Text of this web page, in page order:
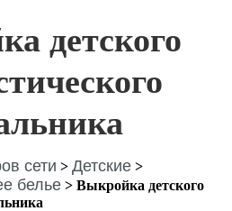
детского
сети > Детские >
белье > Выкройка детского